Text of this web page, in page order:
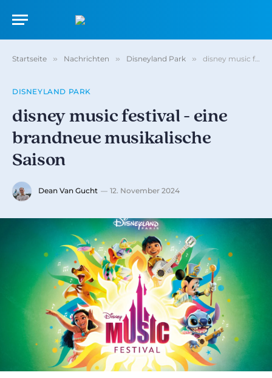
Startseite » Nachrichten » Disneyland Park » disney music festival - eine brandneue musikalische Saison
DISNEYLAND PARK
disney music festival - eine
brandneue musikalische
Saison
Dean Van Gucht 12. November 2024